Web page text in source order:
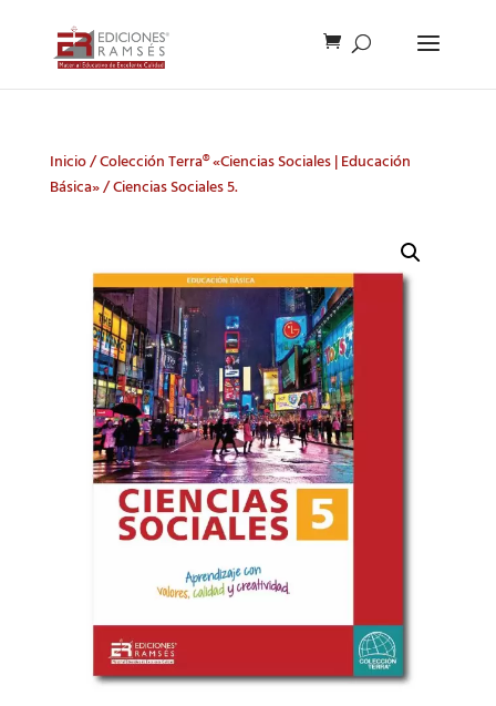
Inicio/Colección Terra® «Ciencias Sociales | Educación
Básica»/ Ciencias Sociales 5.